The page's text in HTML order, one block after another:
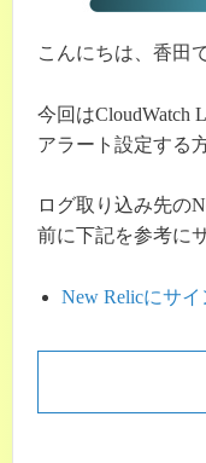
こんにちは、香田
今回はCloudWatch
アラート設定する
ログ取り込み先の
前に下記を参考に
New Relicにサ